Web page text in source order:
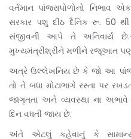
વર્તમાન પાંજરાપોળોનો નિભાવ
સરકાર પશુ દીઠ દૈનિક રૂ. 50
સંજીવની આપે તે અનિવાર્ય
મુખ્યમંત્રીશ્રીને મળીને રજૂઆત
અત્રે ઉલ્લેખનિય છે કે જો આ
તો તે બધા મોટાભાગે રસ્તા પર
જાગૃતતા અને વ્યવસ્થા ના અભાવે
દિન વધતી જાય છે.
અંતે એટલું કહેવાનું કે